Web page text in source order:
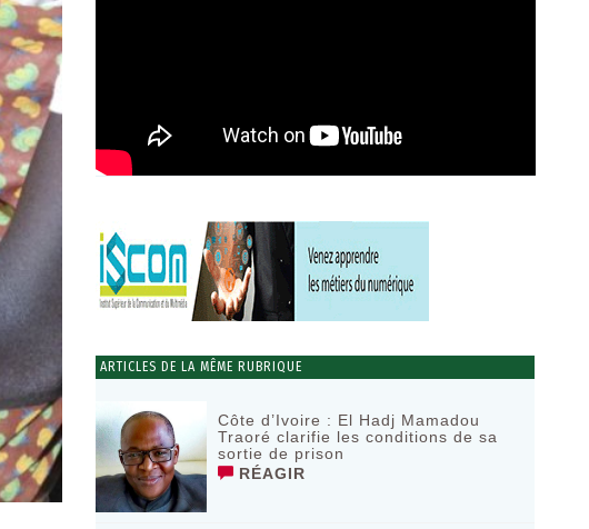
ARTICLES DE LA MÊME RUBRIQUE
Côte d’Ivoire : El Hadj Mamadou
Traoré clarifie les conditions de sa
sortie de prison
RÉAGIR